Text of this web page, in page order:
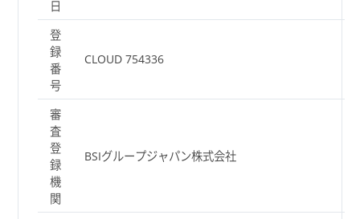
日
登
録
番
号
CLOUD 754336
審
査
登
録
機
関
BSIグループジャパン株式会社